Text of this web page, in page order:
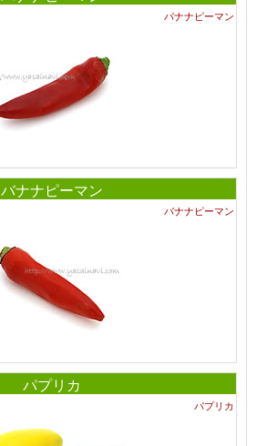
バナナピーマン
バナナピーマン
バナナピーマン
パプリカ
パプリカ